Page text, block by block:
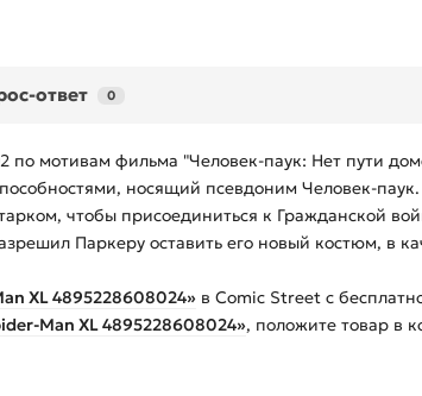
ответ 0
по мотивам фильма "Человек-паук: Нет пути
носящий псевдоним Человек-
чтобы присоединиться к Гражданской
Паркеру оставить его новый костюм, в
XL 4895228608024» в Comic Street с
Man XL 4895228608024», положите товар в